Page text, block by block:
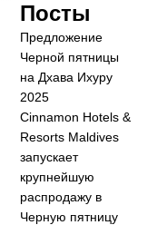
Посты
Предложение
Черной пятницы
на Дхава Ихуру
2025
Cinnamon Hotels &
Resorts Maldives
запускает
крупнейшую
распродажу в
Черную пятницу